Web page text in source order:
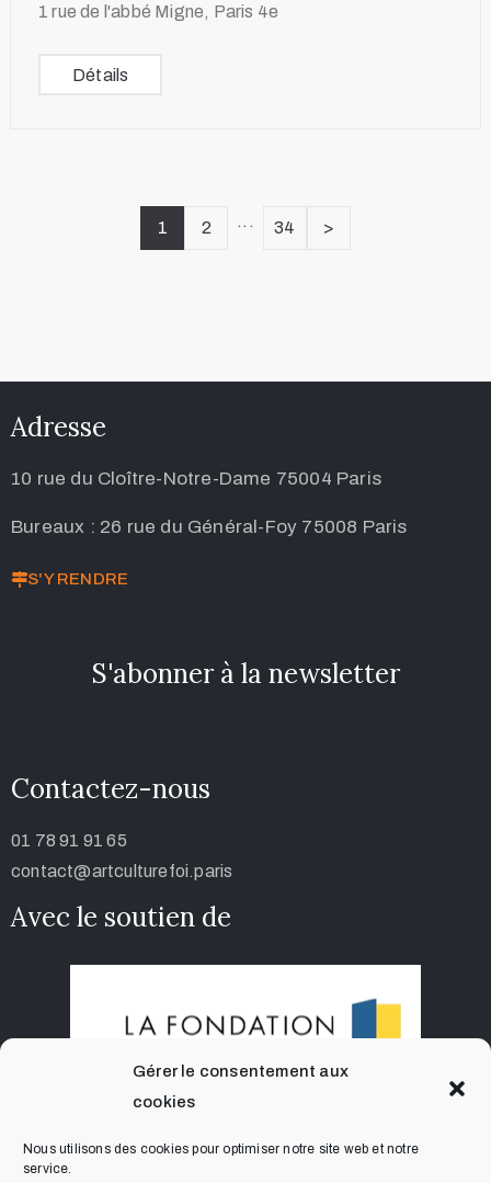
Gérer le consentement aux
cookies
Nous utilisons des cookies pour optimiser notre site web et notre
service.
1 rue de l'abbé Migne, Paris 4e
Détails
1 2 ... 34 >
Adresse
10 rue du Cloître-Notre-Dame 75004 Paris
Bureaux : 26 rue du Général-Foy 75008 Paris
S'Y RENDRE
S'abonner à la newsletter
Contactez-nous
01 78 91 91 65
contact@artculturefoi.paris
Avec le soutien de